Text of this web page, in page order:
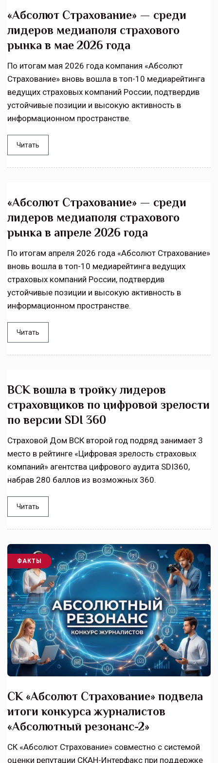
«Абсолют Страхование» — среди
лидеров медиаполя страхового
рынка в мае 2026 года
По итогам мая 2026 года компания «Абсолют
Страхование» вновь вошла в топ-10 медиарейтинга
ведущих страховых компаний России, подтвердив
устойчивые позиции и высокую активность в
информационном пространстве.
Читать
«Абсолют Страхование» — среди
лидеров медиаполя страхового
рынка в апреле 2026 года
По итогам апреля 2026 года «Абсолют Страхование»
вновь вошла в топ-10 медиарейтинга ведущих
страховых компаний России, подтвердив
устойчивые позиции и высокую активность в
информационном пространстве.
Читать
ВСК вошла в тройку лидеров
страховщиков по цифровой зрелости
по версии SDI 360
Страховой Дом ВСК второй год подряд занимает 3
место в рейтинге «Цифровая зрелость страховых
компаний» агентства цифрового аудита SDI360,
набрав 280 баллов из возможных 360.
Читать
ФАКТЫ
СК «Абсолют Страхование» подвела
итоги конкурса журналистов
«Абсолютный резонанс-2»
СК «Абсолют Страхование» совместно с системой
оценки репутации СКАН-Интерфакс при поддержке